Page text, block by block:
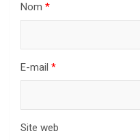
Nom *
E-mail *
Site web